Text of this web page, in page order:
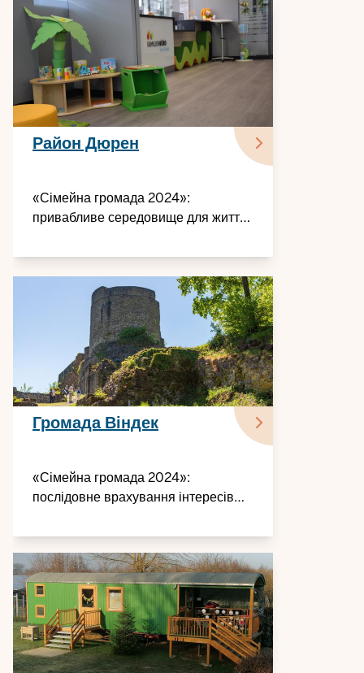
Район Дюрен
«Сімейна громада 2024»:
привабливе середовище для життя
Громада Віндек
«Сімейна громада 2024»:
послідовне врахування інтересів